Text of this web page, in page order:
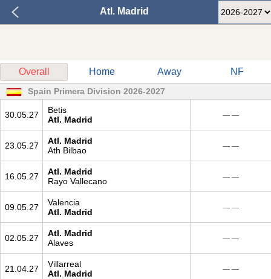
Atl. Madrid
Overall Home Away NF
Spain Primera Division 2026-2027
30.05.27
Betis
Atl. Madrid
— —
23.05.27
Atl. Madrid
Ath Bilbao
— —
16.05.27
Atl. Madrid
Rayo Vallecano
— —
09.05.27
Valencia
Atl. Madrid
— —
02.05.27
Atl. Madrid
Alaves
— —
21.04.27
Villarreal
Atl. Madrid
— —